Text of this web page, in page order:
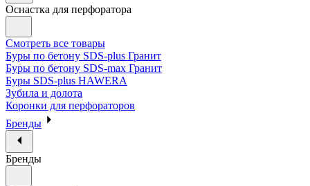
Оснастка для перфоратора
Смотреть все товары
Буры по бетону SDS-plus Гранит
Буры по бетону SDS-max Гранит
Буры SDS-plus HAWERA
Зубила и долота
Коронки для перфораторов
Бренды
Бренды